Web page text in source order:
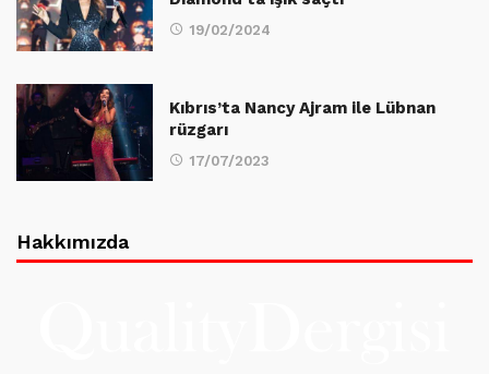
19/02/2024
Kıbrıs’ta Nancy Ajram ile Lübnan
rüzgarı
17/07/2023
Hakkımızda